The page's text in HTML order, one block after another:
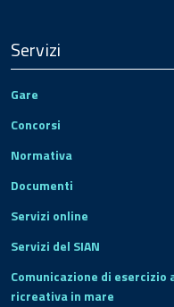
Servizi
Gare
Concorsi
Normativa
Documenti
Servizi online
Servizi del SIAN
Comunicazione di
ricreativa in mare